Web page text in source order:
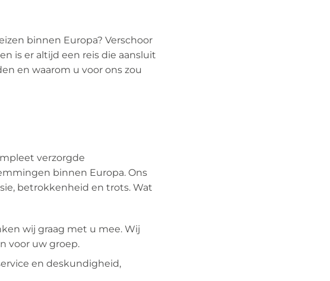
binnen Europa? Verschoor
is er altijd een reis die aansluit
en waarom u voor ons zou
verzorgde
binnen Europa. Ons
betrokkenheid en trots. Wat
wij graag met u mee. Wij
voor uw groep.
en deskundigheid,